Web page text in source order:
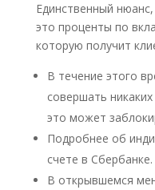
Единственный
это проценты по
которую получит
В течение этого
совершать
это может
Подробнее об
счете в Сбербанке.
В открывшемся